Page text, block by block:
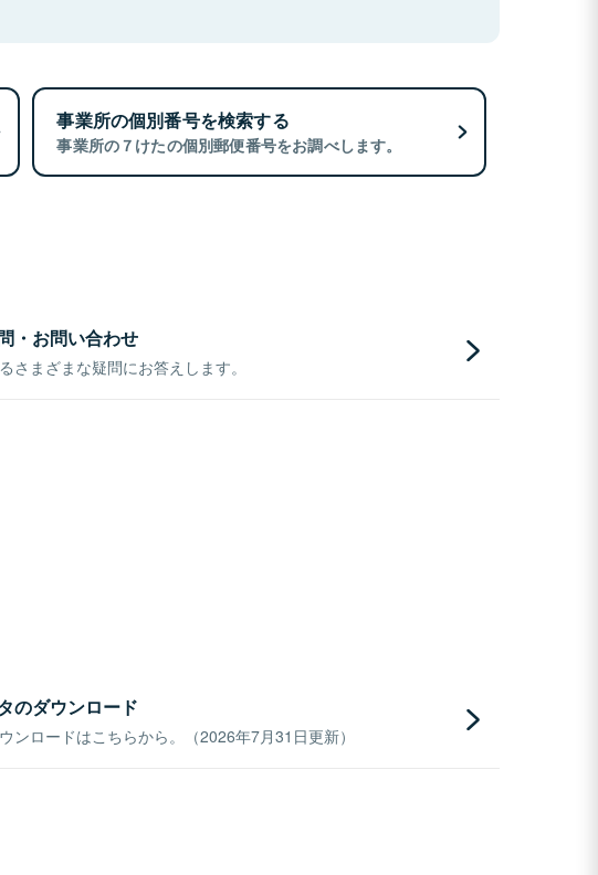
事業所の個別番号を検索する
事業所の７けたの個別郵便番号をお調べします。
・お問い合わせ
さまざまな疑問にお答えします。
のダウンロード
ンロードはこちらから。（2026年7月31日更新）